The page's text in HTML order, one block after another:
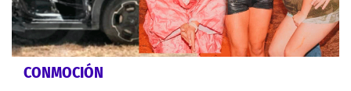
CONMOCIÓN